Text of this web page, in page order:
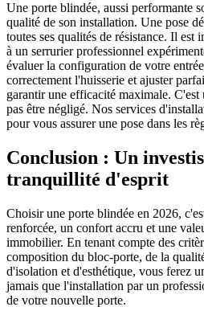
Une porte blindée, aussi performante
qualité de son installation. Une pose
toutes ses qualités de résistance. Il est
à un serrurier professionnel
évaluer la configuration de votre
correctement l'huisserie et ajuster
garantir une efficacité maximale.
pas être négligé. Nos services
pour vous assurer une pose dans les
Conclusion : Un
tranquillité d'esprit
Choisir une porte blindée en 2026,
renforcée, un confort accru et une
immobilier. En tenant compte des
composition du bloc-porte, de la
d'isolation et d'esthétique, vous ferez
jamais que l'installation par un
de votre nouvelle porte.